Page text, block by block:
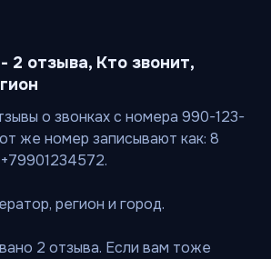
2 отзыва, Кто звонит,
о звонках с номера 990-123-
же номер записывают как: 8
регион и город.
2 отзыва. Если вам тоже